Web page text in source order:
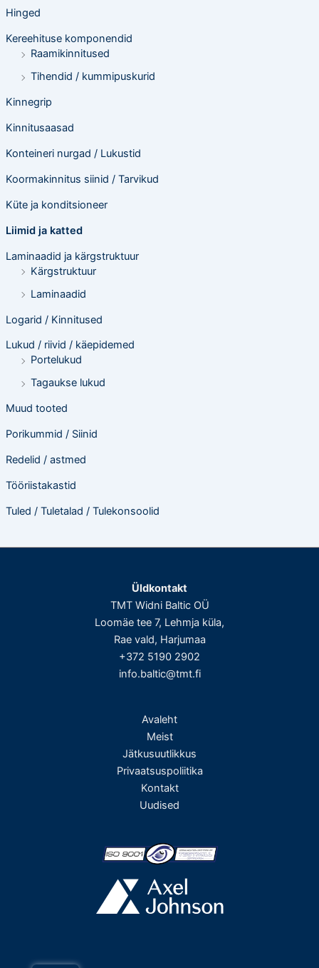
Hinged
Kereehituse komponendid
Raamikinnitused
Tihendid / kummipuskurid
Kinnegrip
Kinnitusaasad
Konteineri nurgad / Lukustid
Koormakinnitus siinid / Tarvikud
Küte ja konditsioneer
Liimid ja katted
Laminaadid ja kärgstruktuur
Kärgstruktuur
Laminaadid
Logarid / Kinnitused
Lukud / riivid / käepidemed
Portelukud
Tagaukse lukud
Muud tooted
Porikummid / Siinid
Redelid / astmed
Tööriistakastid
Tuled / Tuletalad / Tulekonsoolid
Üldkontakt
TMT Widni Baltic OÜ
Loomäe tee 7, Lehmja küla,
Rae vald, Harjumaa
+372 5190 2902
info.baltic@tmt.fi
Avaleht
Meist
Jätkusuutlikkus
Privaatsuspoliitika
Kontakt
Uudised